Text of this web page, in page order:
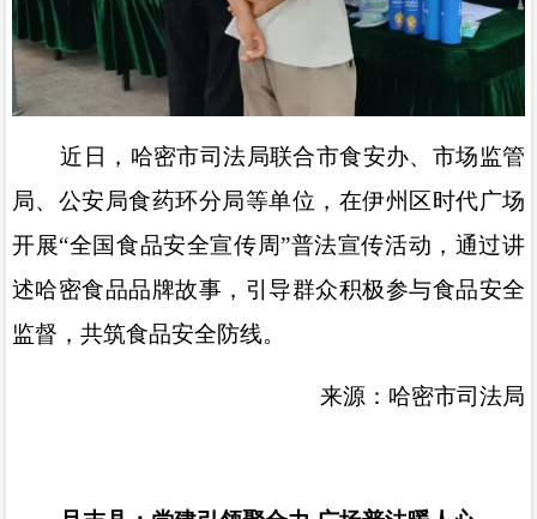
近日，哈密市司法局联合市食安办、市场监管
局、公安局食药环分局等单位，在伊州区时代广场
开展“全国食品安全宣传周”普法宣传活动，通过讲
述哈密食品品牌故事，引导群众积极参与食品安全
监督，共筑食品安全防线。
来源：哈密市司法局